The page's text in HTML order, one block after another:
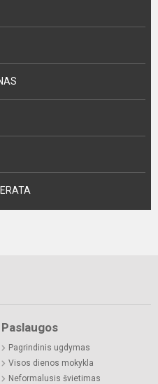
Paslaugos
Pagrindinis ugdymas
Visos dienos mokykla
Neformalusis švietimas